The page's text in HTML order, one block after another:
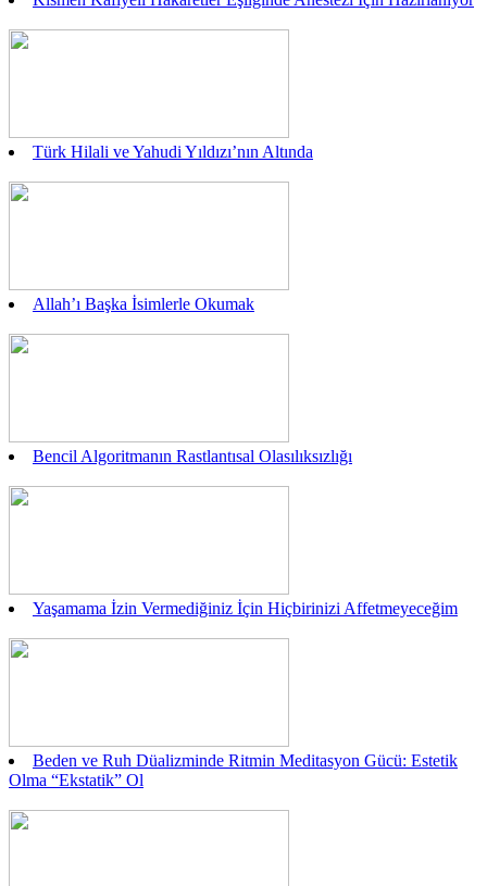
Türk Hilali ve Yahudi Yıldızı’nın Altında
Allah’ı Başka İsimlerle Okumak
Bencil Algoritmanın Rastlantısal Olasılıksızlığı
Yaşamama İzin Vermediğiniz İçin Hiçbirinizi Affetmeyeceğim
Beden ve Ruh Düalizminde Ritmin Meditasyon Gücü: Estetik
Olma “Ekstatik” Ol